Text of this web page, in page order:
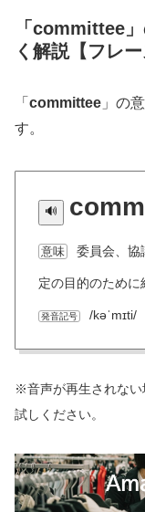
「committee
く解説【フレ
「 committee 」の
す。
意味 委員会、協
定の目的のため
発音記号 /kəˈmɪti/
※音声が再生されない
試しください。